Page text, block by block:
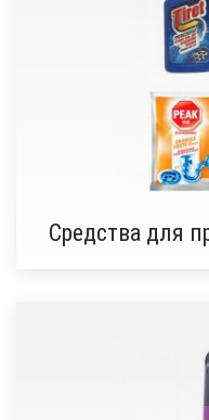
Средства для